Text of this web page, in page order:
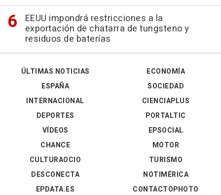
EEUU impondrá restricciones a la
exportación de chatarra de tungsteno y
residuos de baterías
ÚLTIMAS NOTICIAS
ESPAÑA
INTERNACIONAL
DEPORTES
VÍDEOS
ECONOMÍA
SOCIEDAD
CIENCIAPLUS
PORTALTIC
EPSOCIAL
CHANCE
CULTURAOCIO
DESCONECTA
EPDATA.ES
MOTOR
TURISMO
NOTIMÉRICA
CONTACTOPHOTO